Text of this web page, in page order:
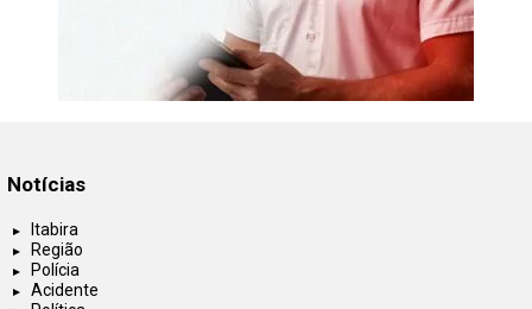
Notícias
Itabira
Região
Polícia
Acidente